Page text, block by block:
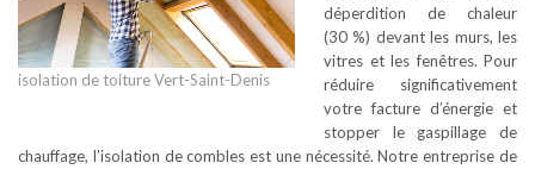
isolation de toiture Vert-Saint-Denis
déperdition de chaleur
(30 %) devant les murs, les
vitres et les fenêtres. Pour
réduire significativement
votre facture d’énergie et
stopper le gaspillage de
chauffage, l’isolation de combles est une nécessité. Notre entreprise de